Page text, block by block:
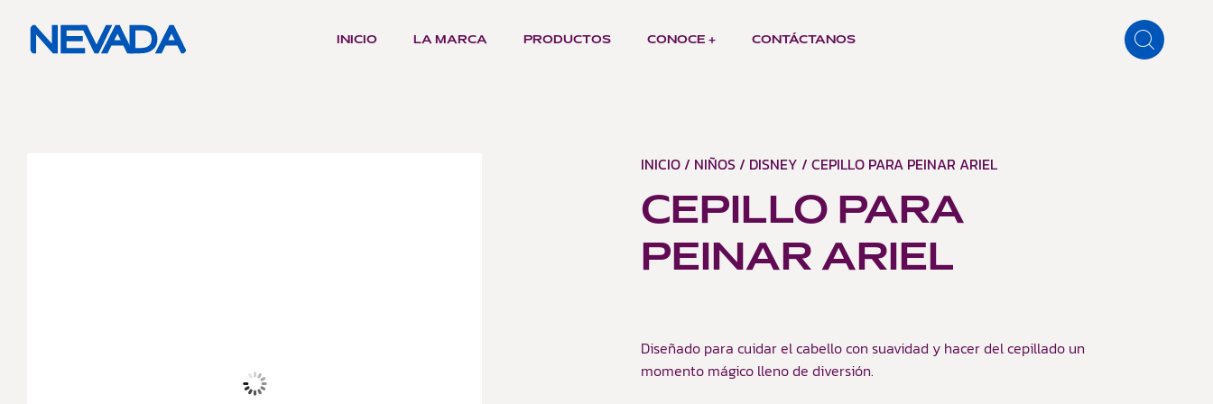
INICIO LA MARCA PRODUCTOS CONOCE + CONTÁCTANOS
INICIO/ NIÑOS/ DISNEY / CEPILLO PARA PEINAR ARIEL
CEPILLO PARA
PEINAR ARIEL
Diseñado para cuidar el cabello con suavidad y hacer del cepillado un
momento mágico lleno de diversión.